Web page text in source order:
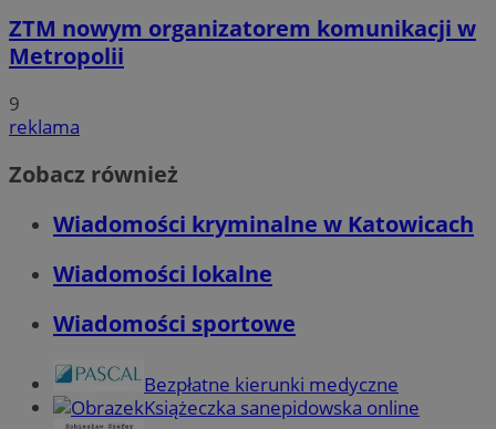
ZTM nowym organizatorem komunikacji w
Metropolii
9
reklama
Zobacz również
Wiadomości kryminalne w Katowicach
Wiadomości lokalne
Wiadomości sportowe
Bezpłatne kierunki medyczne
Książeczka sanepidowska online